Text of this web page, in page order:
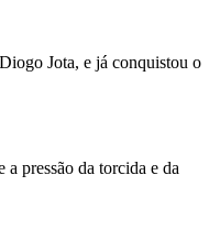
Jota, e já conquistou o
pressão da torcida e da